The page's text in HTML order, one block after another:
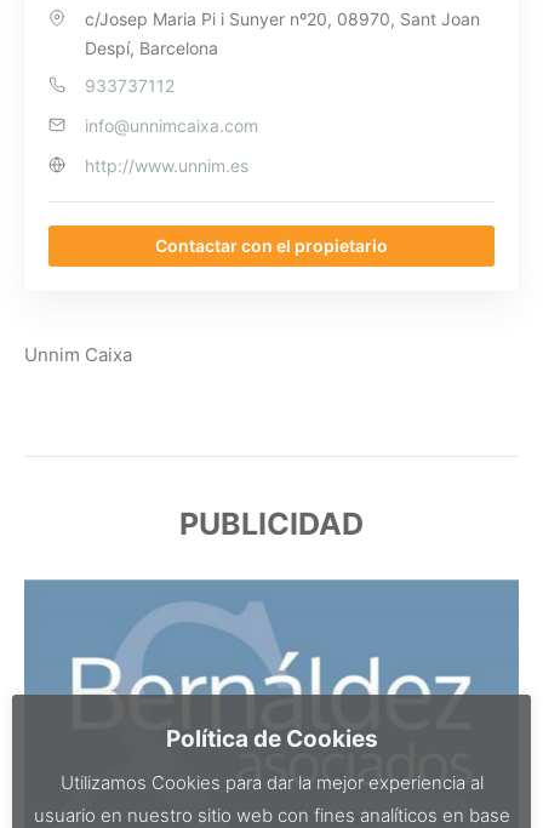
c/Josep Maria Pi i Sunyer nº20, 08970, Sant Joan
Despí, Barcelona
933737112
info@unnimcaixa.com
http://www.unnim.es
Contactar con el propietario
Unnim Caixa
PUBLICIDAD
Política de Cookies
Utilizamos Cookies para dar la mejor experiencia al
usuario en nuestro sitio web con fines analíticos en base